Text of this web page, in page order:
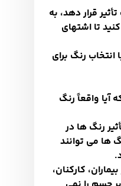
قرار دهد، به
تا اشتهای
رنگ برای
آیا واقعاً رنگ
رنگ ها در
ها می توانند
.
کارکنان،